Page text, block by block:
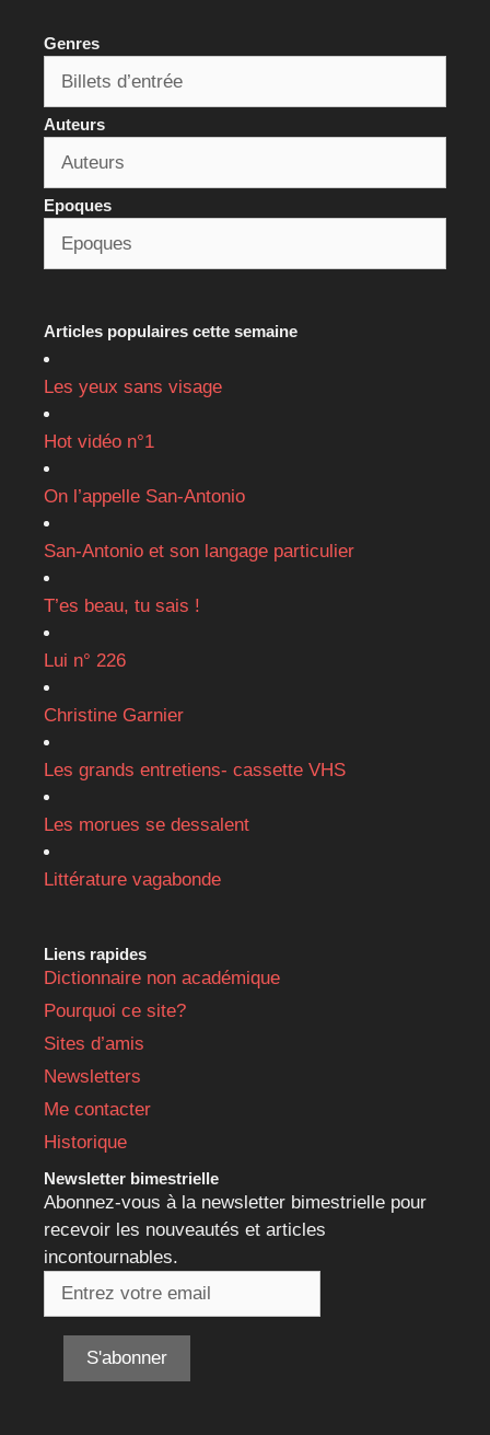
Genres
Auteurs
Epoques
Articles populaires cette semaine
Les yeux sans visage
Hot vidéo n°1
On l’appelle San-Antonio
San-Antonio et son langage particulier
T’es beau, tu sais !
Lui n° 226
Christine Garnier
Les grands entretiens- cassette VHS
Les morues se dessalent
Littérature vagabonde
Liens rapides
Dictionnaire non académique
Pourquoi ce site?
Sites d’amis
Newsletters
Me contacter
Historique
Newsletter bimestrielle
Abonnez-vous à la newsletter bimestrielle pour
recevoir les nouveautés et articles
incontournables.